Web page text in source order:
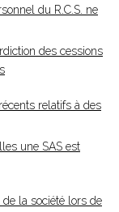
du R.C.S. ne
des cessions
relatifs à des
une SAS est
la société lors de